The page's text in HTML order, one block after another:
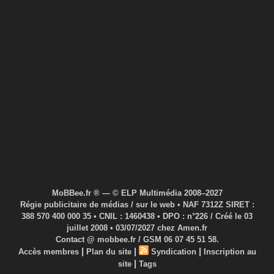
MoBBee.fr ® — © ELP Multimédia 2008–2027
Régie publicitaire de médias / sur le web • NAF 7312Z SIRET :
388 570 400 000 35 • CNIL : 1460438 • DPO : n°226 / Créé le 03
juillet 2008 • 03/07/2027 chez Amen.fr
Contact @ mobbee.fr / GSM 06 07 45 51 58.
Accès membres | Plan du site | Syndication |
Inscription au
site | Tags